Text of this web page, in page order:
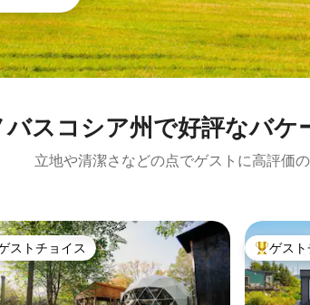
バスコシア州で好評なバケ
立地や清潔さなどの点でゲストに高評価の
評のゲストチョイスです。
ストチョイス 大好評
ゲスト